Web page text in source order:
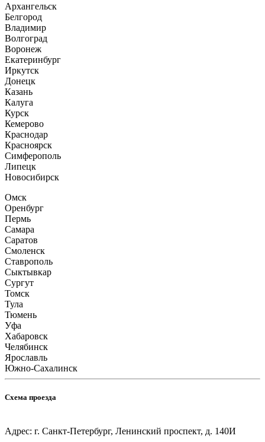
Архангельск
Белгород
Владимир
Волгоград
Воронеж
Екатеринбург
Иркутск
Донецк
Казань
Калуга
Курск
Кемерово
Краснодар
Красноярск
Симферополь
Липецк
Новосибирск
Омск
Оренбург
Пермь
Самара
Саратов
Смоленск
Ставрополь
Сыктывкар
Сургут
Томск
Тула
Тюмень
Уфа
Хабаровск
Челябинск
Ярославль
Южно-Сахалинск
Схема проезда
Адрес: г. Санкт-Петербург, Ленинский проспект, д. 140И